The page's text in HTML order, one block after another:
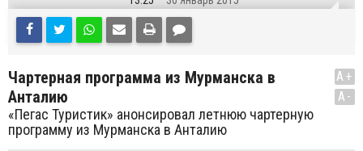
Чартерная программа из Мурманска в
Анталию
«Пегас Туристик» анонсировал летнюю чартерную
программу из Мурманска в Анталию
A+
A-